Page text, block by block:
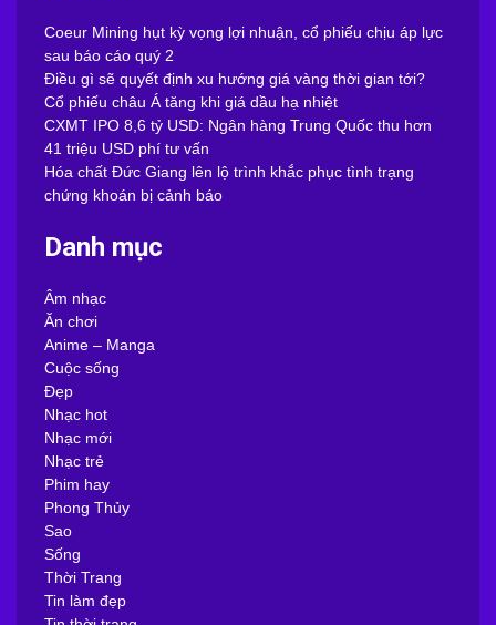
Coeur Mining hụt kỳ vọng lợi nhuận, cổ phiếu chịu áp lực
sau báo cáo quý 2
Điều gì sẽ quyết định xu hướng giá vàng thời gian tới?
Cổ phiếu châu Á tăng khi giá dầu hạ nhiệt
CXMT IPO 8,6 tỷ USD: Ngân hàng Trung Quốc thu hơn
41 triệu USD phí tư vấn
Hóa chất Đức Giang lên lộ trình khắc phục tình trạng
chứng khoán bị cảnh báo
Danh mục
Âm nhạc
Ăn chơi
Anime – Manga
Cuộc sống
Đẹp
Nhạc hot
Nhạc mới
Nhạc trẻ
Phim hay
Phong Thủy
Sao
Sống
Thời Trang
Tin làm đẹp